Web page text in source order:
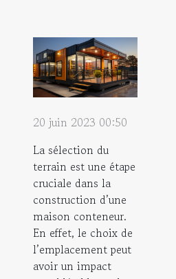
20 juin 2023 00:50
La sélection du
terrain est une étape
cruciale dans la
construction d’une
maison conteneur.
En effet, le choix de
l’emplacement peut
avoir un impact